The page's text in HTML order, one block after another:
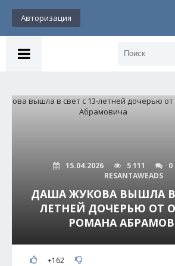
Авторизация
15.04.2026 5 111 0
RESANTAWEADS
ДАША ЖУКОВА ВЫШЛА В
ЛЕТНЕЙ ДОЧЕРЬЮ ОТ
РОМАНА
+162